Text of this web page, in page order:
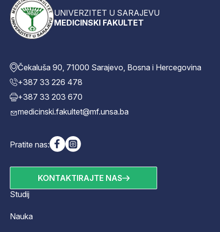
UNIVERZITET U SARAJEVU
MEDICINSKI FAKULTET
Čekaluša 90, 71000 Sarajevo, Bosna i Hercegovina
+387 33 226 478
+387 33 203 670
medicinski.fakultet@mf.unsa.ba
Pratite nas:
KONTAKTIRAJTE NAS
Studij
Nauka